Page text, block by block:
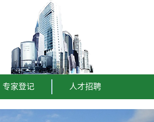
专家登记 人才招聘